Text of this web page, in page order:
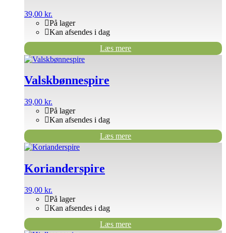
39,00 kr.
På lager
Kan afsendes i dag
Læs mere
Valskbønnespire
39,00 kr.
På lager
Kan afsendes i dag
Læs mere
Korianderspire
39,00 kr.
På lager
Kan afsendes i dag
Læs mere